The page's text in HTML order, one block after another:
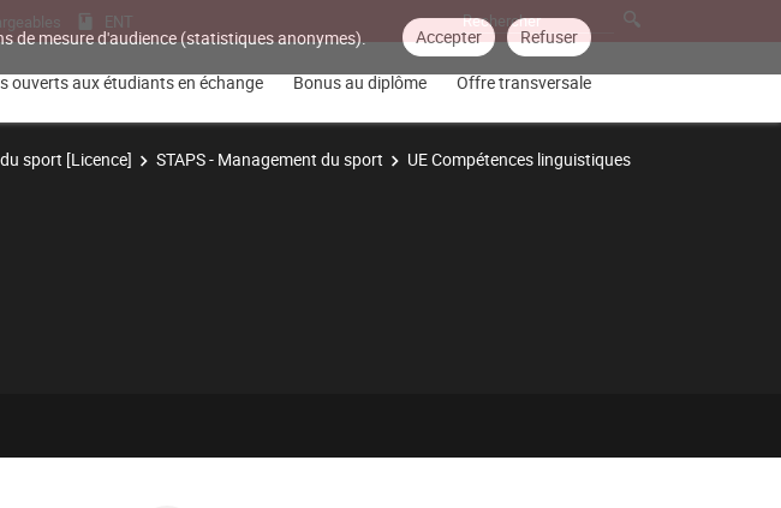
de mesure d'audience (statistiques anonymes). Accepter Refuser
ENT
ouverts aux étudiants en échange Bonus au diplôme Offre transversale
sport [Licence] STAPS - Management du sport
UE Compétences linguistiques